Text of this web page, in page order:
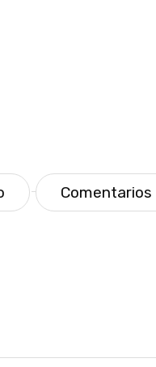
Comentarios